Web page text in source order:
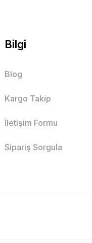
Bilgi
Blog
Kargo Takip
İletişim Formu
Sipariş Sorgula